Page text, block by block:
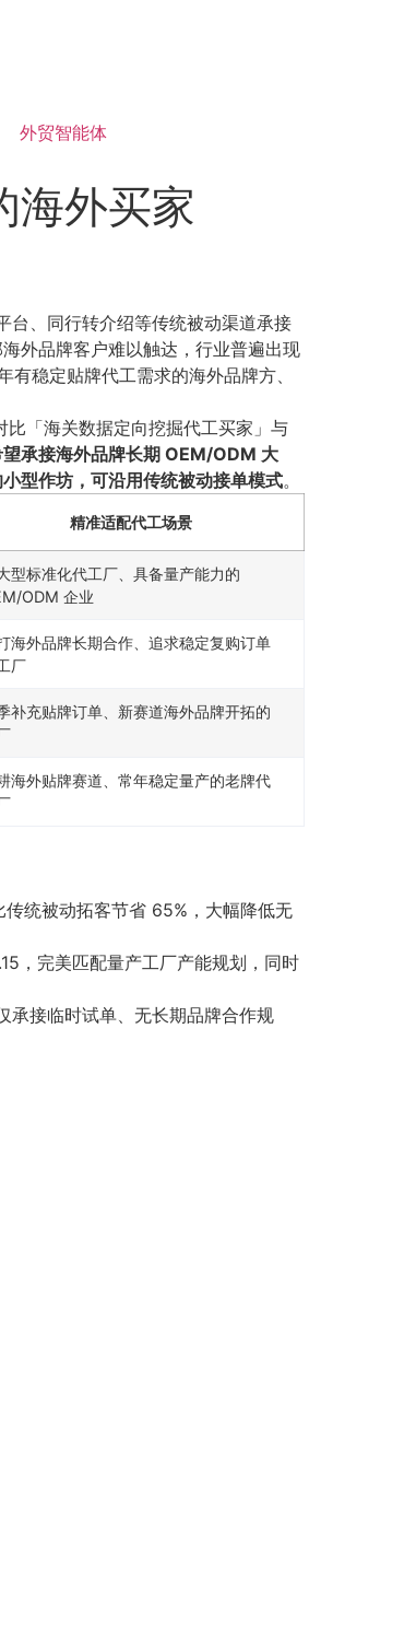
外贸智能体
海外买家
台、同行转介绍等传统被动渠道承接
外品牌客户难以触达，行业普遍出现
稳定贴牌代工需求的海外品牌方、
「海关数据定向挖掘代工买家」与
承接海外品牌长期 OEM/ODM 大
型作坊，可沿用传统被动接单模式。
精准适配代工场景
型标准化代工厂、具备量产能力的
ODM 企业
海外品牌长期合作、追求稳定复购订单
厂
补充贴牌订单、新赛道海外品牌开拓的
海外贴牌赛道、常年稳定量产的老牌代
统被动拓客节省 65%，大幅降低无
，完美匹配量产工厂产能规划，同时
承接临时试单、无长期品牌合作规